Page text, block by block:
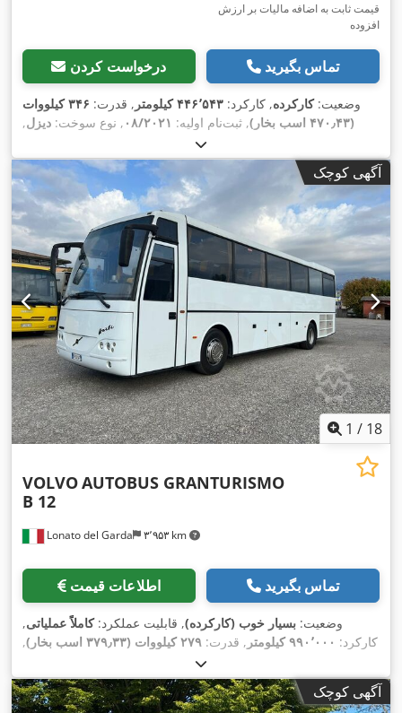
قیمت ثابت به اضافه مالیات بر ارزش
افزوده
درخواست کردن تماس بگیرید
وضعیت:کارکرده, کارکرد: ۴۴۶٬۵۴۳ کیلومتر , قدرت:
۳۴۶ کیلووات
(۴۷۰٫۴۳ اسب بخار)
, ثبت‌نام اولیه: ۰۸/۲۰۲۱ , نوع سوخت: دیزل,
, نوع چرخ‌دنده:خودکار
قهوه‌ای, ترمزها:رتاردر, سال ساخت:۲۰۲۱, تجهیزات:اِی‌بی‌اِس‎,
برنامه پایداری الکترونیکی (ESP), تهویه مطبوع, فرمان هیدرولیک,
قفل مرکزی, چراغ مه شکن, کروز کنترل, کنترل کشش
آگهی کوچک
1 / 18
Lonato del Garda ۳٬۹۵۳ km
VOLVOAUTOBUS GRANTURISMO
B 12
اطلاعات قیمت تماس بگیرید
وضعیت: بسیار خوب (کارکرده), قابلیت عملکرد:کاملاً عملیاتی,
کارکرد: ۹۹۰٬۰۰۰ کیلومتر , قدرت: ۲۷۹ کیلووات (۳۷۹٫۳۳ اسب بخار)
,
, نوع سوخت:
انتشار:euro2 , رنگ:سفید, ترمزها:ترمز موتور, سیستم تعلیق:هوا,
سال ساخت:۲۰۰۰, تجهیزات: اِی‌بی‌اِس‎, تهویه مطبوع, آگهی کوچک